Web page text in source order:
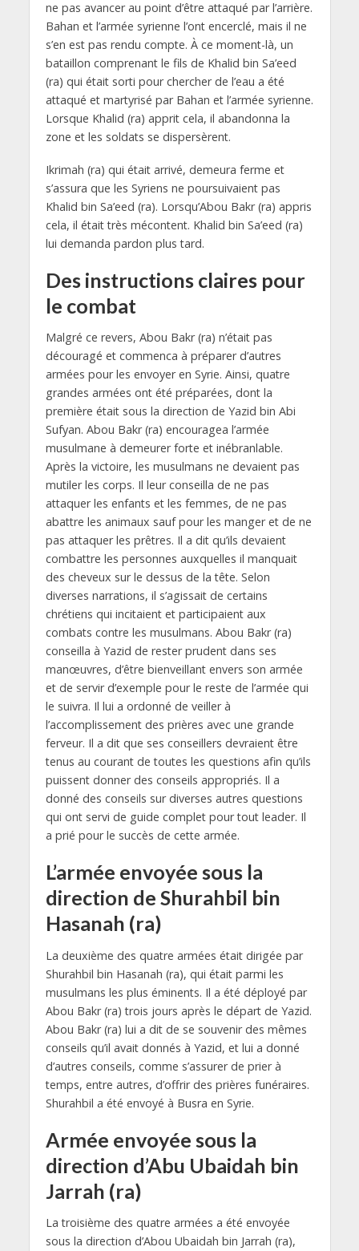
ne pas avancer au point d’être attaqué par l’arrière.
Bahan et l’armée syrienne l’ont encerclé, mais il ne
s’en est pas rendu compte. À ce moment-là, un
bataillon comprenant le fils de Khalid bin Sa’eed
(ra) qui était sorti pour chercher de l’eau a été
attaqué et martyrisé par Bahan et l’armée syrienne.
Lorsque Khalid (ra) apprit cela, il abandonna la
zone et les soldats se dispersèrent.
Ikrimah (ra) qui était arrivé, demeura ferme et
s’assura que les Syriens ne poursuivaient pas
Khalid bin Sa’eed (ra). Lorsqu’Abou Bakr (ra) appris
cela, il était très mécontent. Khalid bin Sa’eed (ra)
lui demanda pardon plus tard.
Des instructions claires pour
le combat
Malgré ce revers, Abou Bakr (ra) n’était pas
découragé et commenca à préparer d’autres
armées pour les envoyer en Syrie. Ainsi, quatre
grandes armées ont été préparées, dont la
première était sous la direction de Yazid bin Abi
Sufyan. Abou Bakr (ra) encouragea l’armée
musulmane à demeurer forte et inébranlable.
Après la victoire, les musulmans ne devaient pas
mutiler les corps. Il leur conseilla de ne pas
attaquer les enfants et les femmes, de ne pas
abattre les animaux sauf pour les manger et de ne
pas attaquer les prêtres. Il a dit qu’ils devaient
combattre les personnes auxquelles il manquait
des cheveux sur le dessus de la tête. Selon
diverses narrations, il s’agissait de certains
chrétiens qui incitaient et participaient aux
combats contre les musulmans. Abou Bakr (ra)
conseilla à Yazid de rester prudent dans ses
manœuvres, d’être bienveillant envers son armée
et de servir d’exemple pour le reste de l’armée qui
le suivra. Il lui a ordonné de veiller à
l’accomplissement des prières avec une grande
ferveur. Il a dit que ses conseillers devraient être
tenus au courant de toutes les questions afin qu’ils
puissent donner des conseils appropriés. Il a
donné des conseils sur diverses autres questions
qui ont servi de guide complet pour tout leader. Il
a prié pour le succès de cette armée.
L’armée envoyée sous la
direction de Shurahbil bin
Hasanah (ra)
La deuxième des quatre armées était dirigée par
Shurahbil bin Hasanah (ra), qui était parmi les
musulmans les plus éminents. Il a été déployé par
Abou Bakr (ra) trois jours après le départ de Yazid.
Abou Bakr (ra) lui a dit de se souvenir des mêmes
conseils qu’il avait donnés à Yazid, et lui a donné
d’autres conseils, comme s’assurer de prier à
temps, entre autres, d’offrir des prières funéraires.
Shurahbil a été envoyé à Busra en Syrie.
Armée envoyée sous la
direction d’Abu Ubaidah bin
Jarrah (ra)
La troisième des quatre armées a été envoyée
sous la direction d’Abou Ubaidah bin Jarrah (ra),